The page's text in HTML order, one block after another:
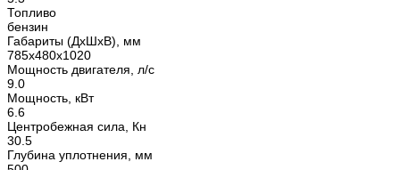
Топливо
бензин
Габариты (ДхШхВ), мм
785х480х1020
Мощность двигателя, л/с
9.0
Мощность, кВт
6.6
Центробежная сила, Кн
30.5
Глубина уплотнения, мм